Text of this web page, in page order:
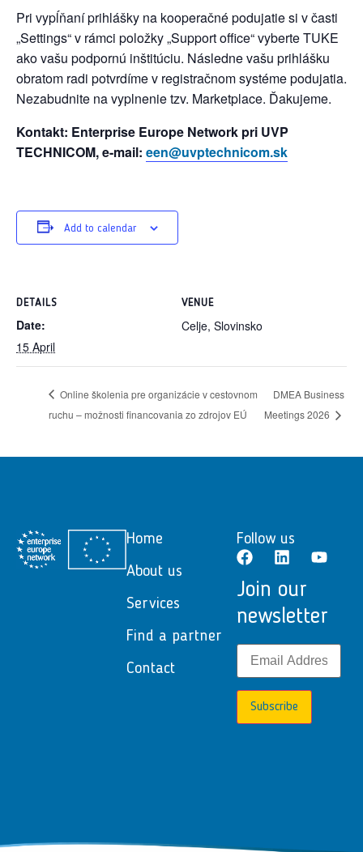
Pri vypĺňaní prihlášky na kooperačné podujatie si v časti
„Settings“ v rámci položky „Support office“ vyberte TUKE
ako vašu podpornú inštitúciu. Následne vašu prihlášku
obratom radi potvrdíme v registračnom systéme podujatia.
Nezabudnite na vyplnenie tzv. Marketplace. Ďakujeme.
Kontakt: Enterprise Europe Network pri UVP
TECHNICOM, e-mail: een@uvptechnicom.sk
Add to calendar
DETAILS
Date:
15 April
VENUE
Celje, Slovinsko
Online školenia pre organizácie v cestovnom
ruchu – možnosti financovania zo zdrojov EÚ
DMEA Business
Meetings 2026
Home
About us
Services
Find a partner
Contact
Follow us
Join our
newsletter
Subscribe